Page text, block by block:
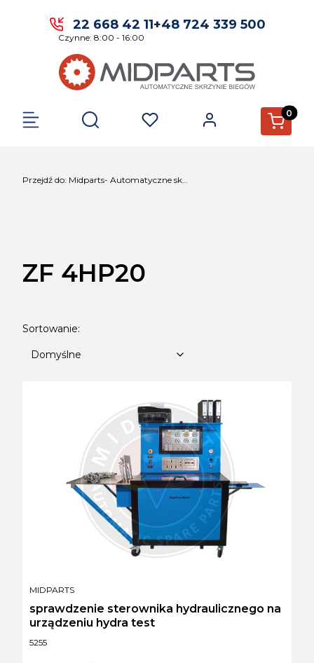
22 668 42 11
Czynne: 8:00 - 16:00
+48 724 339 500
Otwórz wyszukiwarkę Produkty
Przejdź do: Midparts- Automatyczne skrzynie biegów.
ZF 4HP20
Lista produktów
Sortowanie:
Domyślne
Kod produktu
5255
sprawdzenie sterownika hydraulicznego na
urządzeniu hydra test
PRODUCENT
MIDPARTS